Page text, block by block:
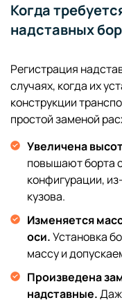
Когда
надставных
Регистрация
случаях, когда их
конструкции
простой заменой
Увеличена
повышают борта
конфигурации,
кузова.
Изменяется
оси.Установка
массу и
Произведена
надставные.